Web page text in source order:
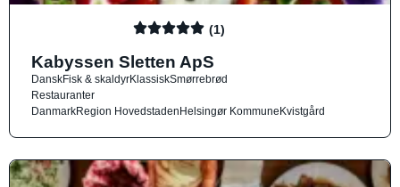
(1)
Kabyssen Sletten ApS
DanskFisk & skaldyrKlassiskSmørrebrød
Restauranter
DanmarkRegion HovedstadenHelsingør KommuneKvistgård